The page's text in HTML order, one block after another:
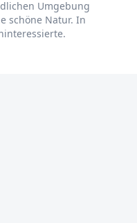
Umgebung
schöne Natur. In